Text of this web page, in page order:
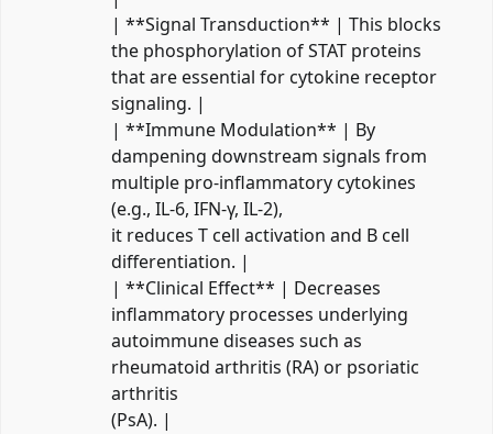
| **Signal Transduction** | This blocks
the phosphorylation of STAT proteins
that are essential for cytokine receptor
signaling. |
| **Immune Modulation** | By
dampening downstream signals from
multiple pro‑inflammatory cytokines
(e.g., IL‑6, IFN-γ, IL‑2),
it reduces T cell activation and B cell
differentiation. |
| **Clinical Effect** | Decreases
inflammatory processes underlying
autoimmune diseases such as
rheumatoid arthritis (RA) or psoriatic
arthritis
(PsA). |